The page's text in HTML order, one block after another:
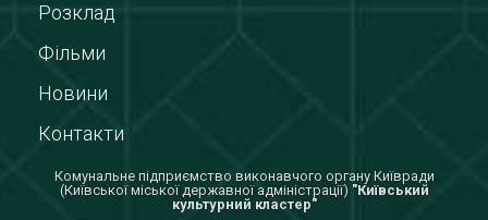
Розклад
Фільми
Новини
Контакти
Комунальне підприємство виконавчого органу Київради
(Київської міської державної адміністрації) "Київський
культурний кластер"